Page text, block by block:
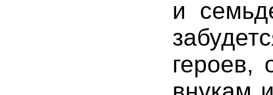
и
героев,